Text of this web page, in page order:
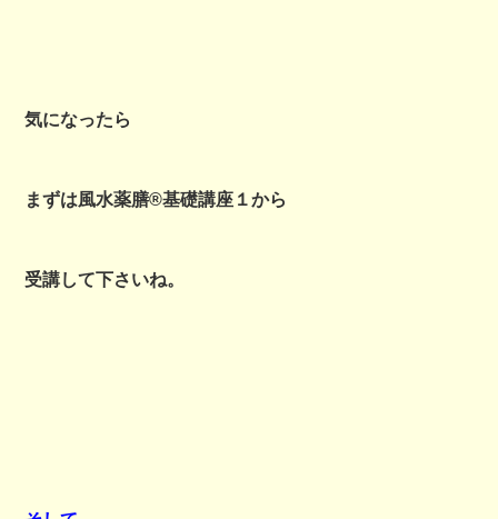
気になったら
まずは風水薬膳®基礎講座１から
受講して下さいね。